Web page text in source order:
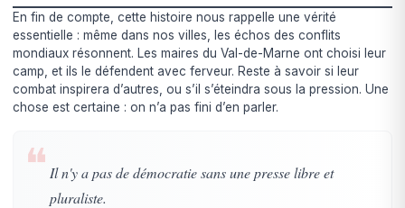
En fin de compte, cette histoire nous rappelle une vérité
essentielle : même dans nos villes, les échos des conflits
mondiaux résonnent. Les maires du Val-de-Marne ont choisi leur
camp, et ils le défendent avec ferveur. Reste à savoir si leur
combat inspirera d’autres, ou s’il s’éteindra sous la pression. Une
chose est certaine : on n’a pas fini d’en parler.
❝ Il n'y a pas de démocratie sans une presse libre et
pluraliste.